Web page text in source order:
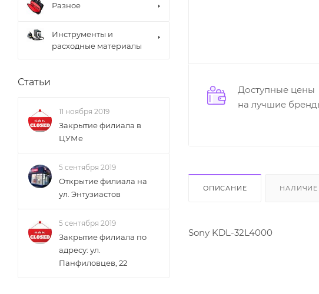
Доступные цены
на лучшие
ОПИСАНИЕ НАЛИЧИЕ
Sony KDL-32L4000
Разное
Инструменты и
расходные материалы
Статьи
11 ноября 2019
Закрытие филиала в
ЦУМе
5 сентября 2019
Открытие филиала на
ул. Энтузиастов
5 сентября 2019
Закрытие филиала по
адресу: ул.
Панфиловцев, 22